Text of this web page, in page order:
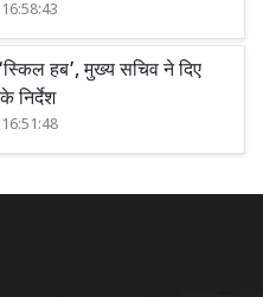
हब’, मुख्य सचिव ने दिए
निर्देश